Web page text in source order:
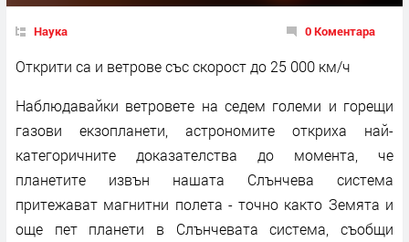
Наука 0 Коментара
Открити са и ветрове със скорост до 25 000 км/ч
Наблюдавайки ветровете на седем големи и горещи
газови екзопланети, астрономите откриха най-
категоричните доказателства до момента, че
планетите извън нашата Слънчева система
притежават магнитни полета - точно както Земята и
още пет планети в Слънчевата система, съобщи